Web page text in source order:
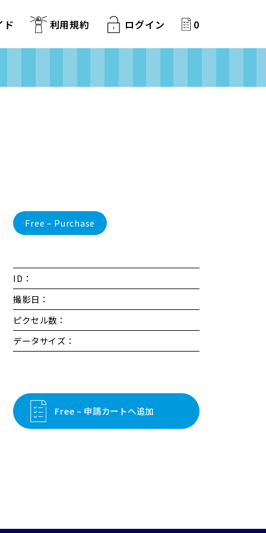
ド 利用規約 ログイン 0
Free – Purchase
ID：
撮影日：
ピクセル数：
データサイズ：
Free – 申請カートへ追加